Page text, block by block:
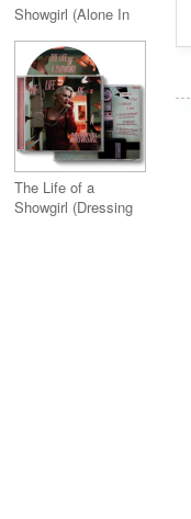
Showgirl (Alone In
Version)
The Life of a
Showgirl (Dressing